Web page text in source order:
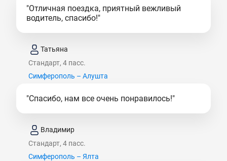
"Отличная поездка, приятный вежливый
водитель, спасибо!"
Татьяна
Стандарт, 4 пасс.
Симферополь – Алушта
"Спасибо, нам все очень понравилось!"
Владимир
Стандарт, 4 пасс.
Симферополь – Ялта